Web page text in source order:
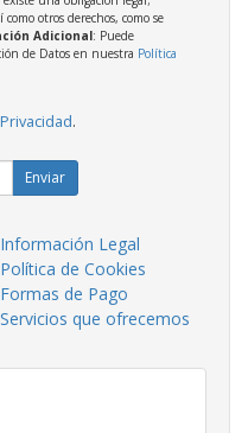
otros derechos, como se
Adicional: Puede
de Datos en nuestra Política
.
Enviar
Información Legal
Política de Cookies
Formas de Pago
Servicios que ofrecemos